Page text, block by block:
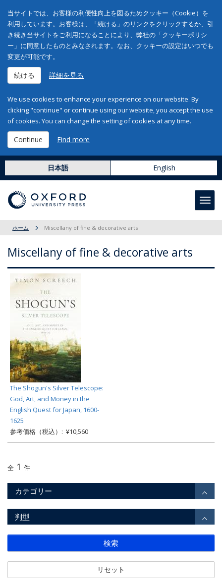
当サイトでは、お客様の利便性向上を図るためクッキー（Cookie）を
利用しています。お客様は、「続ける」のリンクをクリックするか、引
き続き当サイトをご利用になることにより、弊社の「クッキーポリシ
ー」に同意したものとみなされます。なお、クッキーの設定はいつでも
変更が可能です。
続ける 詳細を見る
We use cookies to enhance your experience on our website. By
clicking "continue" or continue using our website, you accept the use
of cookies. You can change the setting of cookies at any time.
Continue Find more
日本語 English
ホーム Miscellany of fine & decorative arts
Miscellany of fine & decorative arts
The Shogun's Silver Telescope:
God, Art, and Money in the
English Quest for Japan, 1600-
1625
参考価格（税込）: ¥10,560
全 1 件
カテゴリー
判型
検索
リセット